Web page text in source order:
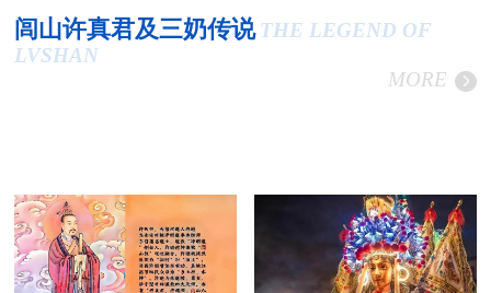
闾山许真君及三奶传说 THE LEGEND OF
LVSHAN
MORE